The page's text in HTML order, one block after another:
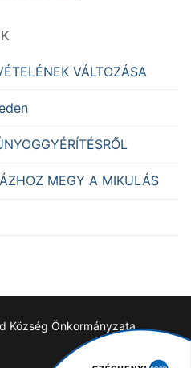
VÁLTOZÁSA
MEGY A MIKULÁS
Község Önkormányzata